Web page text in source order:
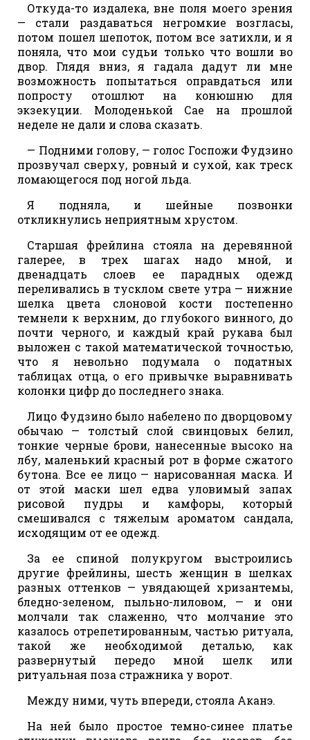
Откуда-то издалека, вне поля моего зрения
— стали раздаваться негромкие возгласы,
потом пошел шепоток, потом все затихли, и я
поняла, что мои судьи только что вошли во
двор. Глядя вниз, я гадала дадут ли мне
возможность попытаться оправдаться или
попросту отошлют на конюшню для
экзекуции. Молоденькой Сае на прошлой
неделе не дали и слова сказать.
— Подними голову, — голос Госпожи Фудзино
прозвучал сверху, ровный и сухой, как треск
ломающегося под ногой льда.
Я подняла, и шейные позвонки
откликнулись неприятным хрустом.
Старшая фрейлина стояла на деревянной
галерее, в трех шагах надо мной, и
двенадцать слоев ее парадных одежд
переливались в тусклом свете утра — нижние
шелка цвета слоновой кости постепенно
темнели к верхним, до глубокого винного, до
почти черного, и каждый край рукава был
выложен с такой математической точностью,
что я невольно подумала о податных
таблицах отца, о его привычке выравнивать
колонки цифр до последнего знака.
Лицо Фудзино было набелено по дворцовому
обычаю — толстый слой свинцовых белил,
тонкие черные брови, нанесенные высоко на
лбу, маленький красный рот в форме сжатого
бутона. Все ее лицо — нарисованная маска. И
от этой маски шел едва уловимый запах
рисовой пудры и камфоры, который
смешивался с тяжелым ароматом сандала,
исходящим от ее одежд.
За ее спиной полукругом выстроились
другие фрейлины, шесть женщин в шелках
разных оттенков — увядающей хризантемы,
бледно-зеленом, пыльно-лиловом, — и они
молчали так слаженно, что молчание это
казалось отрепетированным, частью ритуала,
такой же необходимой деталью, как
развернутый передо мной шелк или
ритуальная поза стражника у ворот.
Между ними, чуть впереди, стояла Аканэ.
На ней было простое темно-синее платье